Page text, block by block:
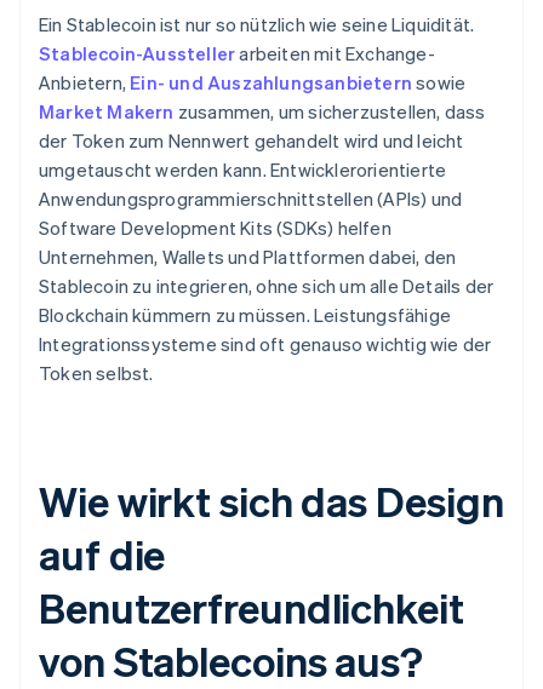
Ein Stablecoin ist nur so nützlich wie seine Liquidität.
Stablecoin-Ausstellerarbeiten mit Exchange-
Anbietern, Ein- und Auszahlungsanbietern sowie
Market Makern zusammen, um sicherzustellen, dass
der Token zum Nennwert gehandelt wird und leicht
umgetauscht werden kann. Entwicklerorientierte
Anwendungsprogrammierschnittstellen (APIs) und
Software Development Kits (SDKs) helfen
Unternehmen, Wallets und Plattformen dabei, den
Stablecoin zu integrieren, ohne sich um alle Details der
Blockchain kümmern zu müssen. Leistungsfähige
Integrationssysteme sind oft genauso wichtig wie der
Token selbst.
Wie wirkt sich das Design
auf die
Benutzerfreundlichkeit
von Stablecoins aus?